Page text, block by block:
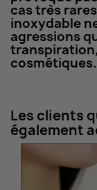
cas très
inoxydable
agressions
cosmétiques.
Les clients
également